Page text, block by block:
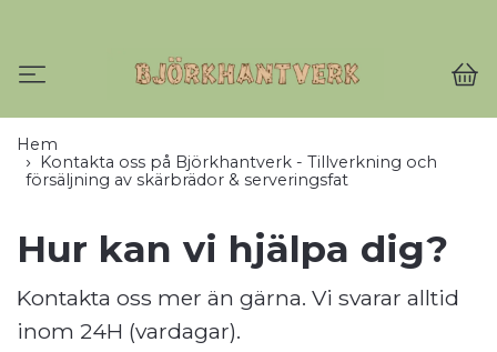
Hem
Kontakta oss på Björkhantverk - Tillverkning och
försäljning av skärbrädor & serveringsfat
Hur kan vi hjälpa dig?
Kontakta oss mer än gärna. Vi svarar alltid
inom 24H (vardagar).